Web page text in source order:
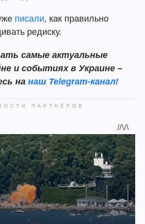
писали, как правильно
редиску.
самые актуальные
и событиях в Украине –
на наш Telegram-канал!